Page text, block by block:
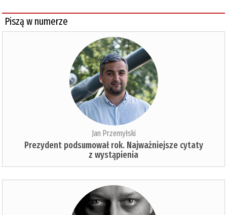
Piszą w numerze
Jan Przemyłski
Prezydent podsumował rok. Najważniejsze cytaty
z wystąpienia